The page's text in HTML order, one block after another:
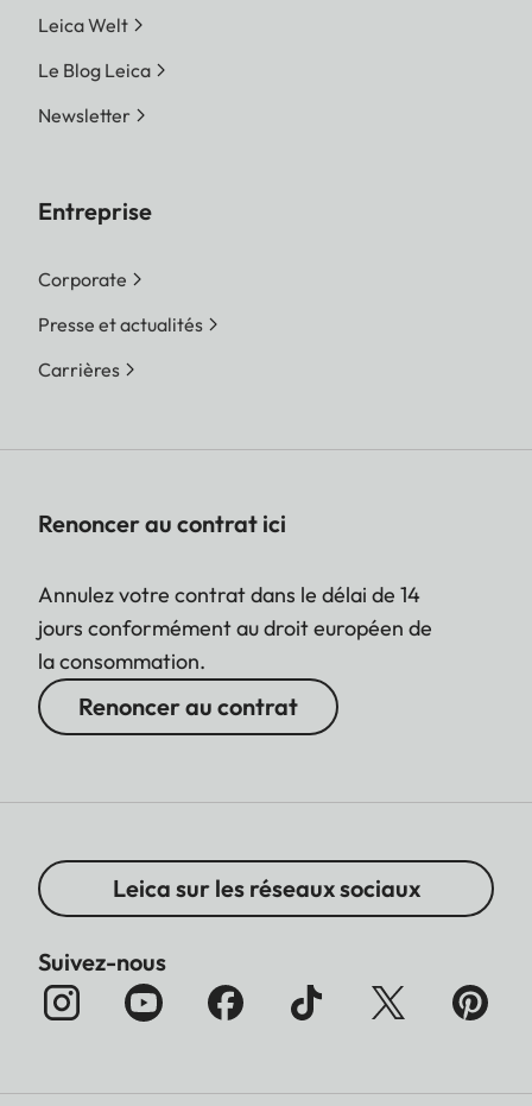
Leica Welt
Le Blog Leica
Newsletter
Entreprise
Corporate
Presse et actualités
Carrières
Renoncer au contrat ici
Annulez votre contrat dans le délai de 14
jours conformément au droit européen de
la consommation.
Renoncer au contrat
Leica sur les réseaux sociaux
Suivez-nous